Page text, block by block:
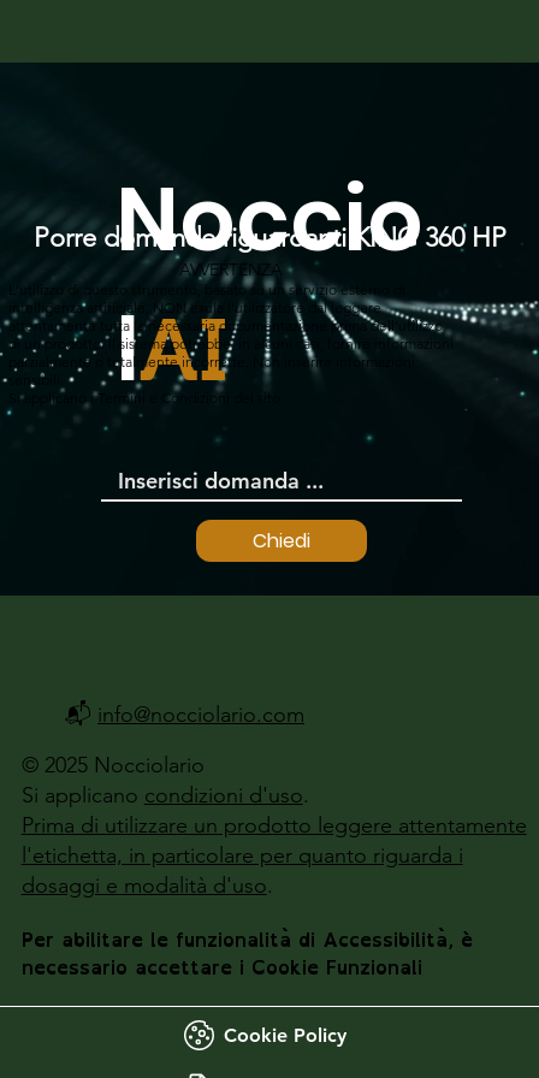
Chiedi
Noccio
lAI
Porre domande riguardanti KING 360 HP
AVVERTENZA
L'utilizzo di questo strumento, basato su un servizio esterno di
intelligenza artificiale, NON esula l'utilizzatore dal leggere
attentamente tutta la necessaria documentazione prima dell'utilizzo
di un prodotto. Il sistema potrebbe, in alcuni casi, fornire informazioni
parzialmente o totalmente incorrette. Non inserire informazioni
sensibili.
Si applicano i Termini e Condizioni del sito.
© 2025 Nocciolario
Si applicano condizioni d'uso.
Prima di utilizzare un prodotto leggere attentamente
l'etichetta, in particolare per quanto riguarda i
dosaggi e modalità d'uso.
Per abilitare le funzionalità di Accessibilità, è
necessario accettare i Cookie Funzionali
Cookie Policy
📬 info@nocciolario.com